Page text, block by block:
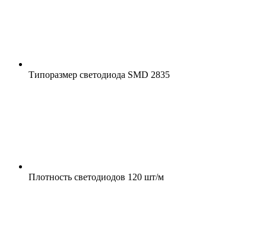
Типоразмер светодиода SMD 2835
Плотность светодиодов 120 шт/м